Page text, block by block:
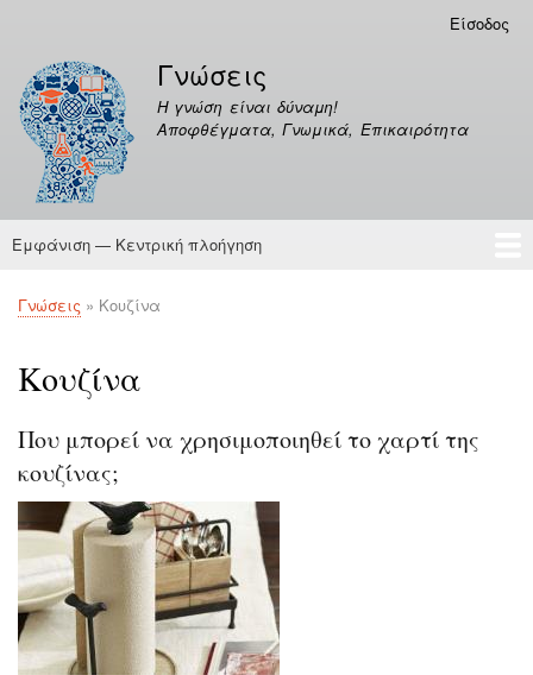
περιεχόμενο
λογαριασμού
χρήστη
Είσοδος
Γνώσεις
Η γνώση είναι δύναμη!
Αποφθέγματα, Γνωμικά, Επικαιρότητα
Κεντρική
Εμφάνιση — Κεντρική πλοήγηση
Γνώσεις
Αποφθέγματα
Breadcrumb
Γνώσεις Κουζίνα
Κουζίνα
Που μπορεί να χρησιμοποιηθεί το χαρτί της
κουζίνας;